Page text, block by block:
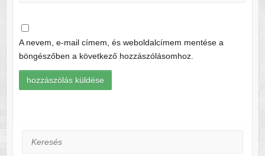
A nevem, e-mail címem, és weboldalcímem mentése a
böngészőben a következő hozzászólásomhoz.
Keresés